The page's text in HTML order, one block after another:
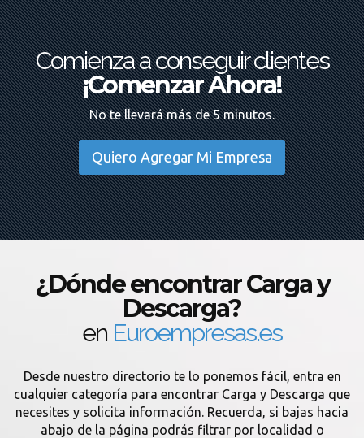
Comienza a conseguir clientes
¡Comenzar Ahora!
No te llevará más de 5 minutos.
Quiero Agregar Mi Empresa
¿Dónde encontrar Carga y
Descarga?
en Euroempresas.es
Desde nuestro directorio te lo ponemos fácil, entra en
cualquier categoría para encontrar Carga y Descarga que
necesites y solicita información. Recuerda, si bajas hacia
abajo de la página podrás filtrar por localidad o